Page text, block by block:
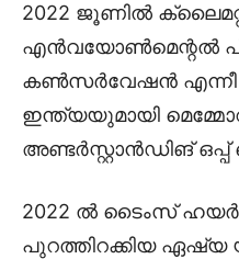
2022 ജൂണിൽ
എൻവയോൺമെന്റൽ
കൺസർവേഷൻ എന്നീ
ഇന്ത്യയുമായി
അണ്ടർസ്റ്റാൻഡിങ് ഒപ്പ്
2022 ൽ ടൈംസ്
പുറത്തിറക്കിയ ഏഷ്യ